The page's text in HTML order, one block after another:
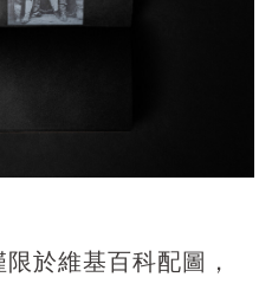
於維基百科配圖，